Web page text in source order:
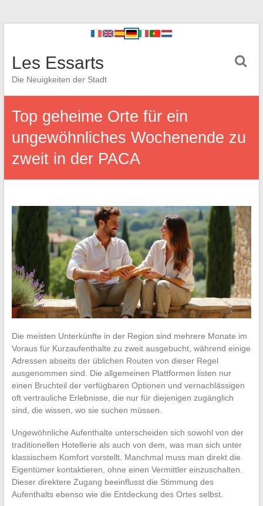
Les Essarts
Die Neuigkeiten der Stadt
Top geheime Orte für ein
ungewöhnliches Wochenende zu
zweit in der PACA
Die meisten Unterkünfte in der Region sind mehrere Monate im
Voraus für Kurzaufenthalte zu zweit ausgebucht, während einige
Adressen abseits der üblichen Routen von dieser Regel
ausgenommen sind. Die allgemeinen Plattformen listen nur
einen Bruchteil der verfügbaren Optionen und vernachlässigen
oft vertrauliche Erlebnisse, die nur für diejenigen zugänglich
sind, die wissen, wo sie suchen müssen.
Ungewöhnliche Aufenthalte unterscheiden sich sowohl von der
traditionellen Hotellerie als auch von dem, was man sich unter
klassischem Komfort vorstellt. Manchmal muss man direkt die
Eigentümer kontaktieren, ohne einen Vermittler einzuschalten.
Dieser direktere Zugang beeinflusst die Stimmung des
Aufenthalts ebenso wie die Entdeckung des Ortes selbst.